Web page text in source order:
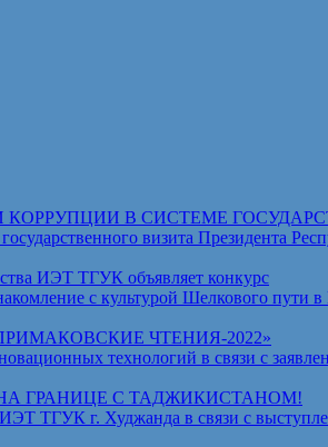
В СИСТЕМЕ
визита Президента
ИЭТ ТГУК объявляет конкурс
с культурой Шелкового пути
ЧТЕНИЯ-2022»
технологий в связи с
ГРАНИЦЕ С ТАДЖИКИСТАНОМ!
ТГУК г. Худжанда в связи с